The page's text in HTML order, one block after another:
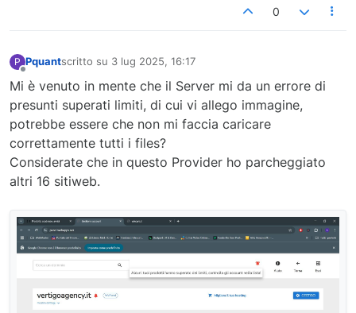
0
P Pquantscritto su 3 lug 2025, 16:17
ultima modifica di
Mi è venuto in mente che il Server mi da un errore di
presunti superati limiti, di cui vi allego immagine,
potrebbe essere che non mi faccia caricare
correttamente tutti i files?
Considerate che in questo Provider ho parcheggiato
altri 16 sitiweb.